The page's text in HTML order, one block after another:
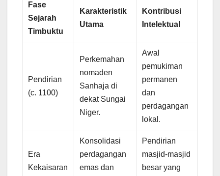
Fase
Sejarah
Timbuktu
Karakteristik
Utama
Kontribusi
Intelektual
Pendirian
(c. 1100)
Perkemahan
nomaden
Sanhaja di
dekat Sungai
Niger.
Awal
pemukiman
permanen
dan
perdagangan
lokal.
Era
Kekaisaran
Konsolidasi
perdagangan
emas dan
Pendirian
masjid-masjid
besar yang